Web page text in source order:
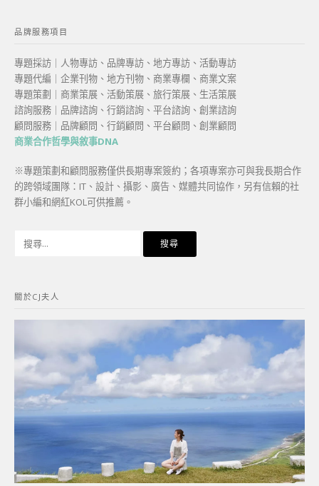
品牌服務項目
專題採訪｜人物專訪、品牌專訪、地方專訪、活動專訪
專題代編｜企業刊物、地方刊物、商業專欄、商業文案
專題策劃｜商業策展、活動策展、旅行策展、生活策展
諮詢服務｜品牌諮詢、行銷諮詢、平台諮詢、創業諮詢
顧問服務｜品牌顧問、行銷顧問、平台顧問、創業顧問
商業合作哲學與敘事DNA
※專題策劃和顧問服務僅供長期專案簽約；各項專案亦可與我長期合作
的跨領域團隊：IT、設計、攝影、廣告、媒體共同協作，另有信賴的社
群小編和網紅KOL可供推薦。
字:
關於CJ夫人